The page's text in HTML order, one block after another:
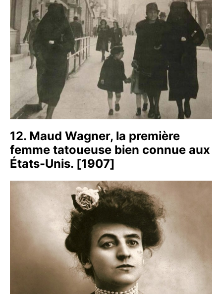
12. Maud Wagner, la première
femme tatoueuse bien connue aux
États-Unis. [1907]